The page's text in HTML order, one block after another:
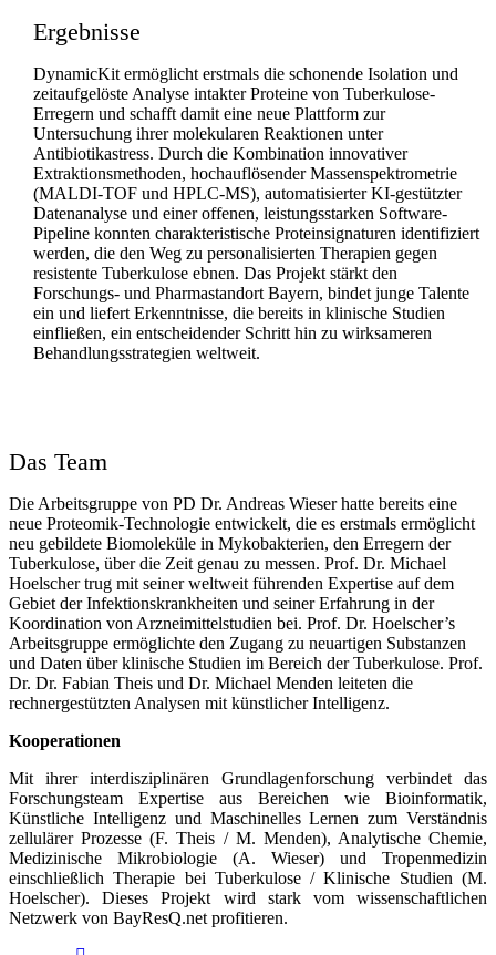
Ergebnisse
DynamicKit ermöglicht erstmals die schonende Isolation und
zeitaufgelöste Analyse intakter Proteine von Tuberkulose-
Erregern und schafft damit eine neue Plattform zur
Untersuchung ihrer molekularen Reaktionen unter
Antibiotikastress. Durch die Kombination innovativer
Extraktionsmethoden, hochauflösender Massenspektrometrie
(MALDI-TOF und HPLC-MS), automatisierter KI-gestützter
Datenanalyse und einer offenen, leistungsstarken Software-
Pipeline konnten charakteristische Proteinsignaturen identifiziert
werden, die den Weg zu personalisierten Therapien gegen
resistente Tuberkulose ebnen. Das Projekt stärkt den
Forschungs- und Pharmastandort Bayern, bindet junge Talente
ein und liefert Erkenntnisse, die bereits in klinische Studien
einfließen, ein entscheidender Schritt hin zu wirksameren
Behandlungsstrategien weltweit.
Das Team
Die Arbeitsgruppe von PD Dr. Andreas Wieser hatte bereits eine
neue Proteomik-Technologie entwickelt, die es erstmals ermöglicht
neu gebildete Biomoleküle in Mykobakterien, den Erregern der
Tuberkulose, über die Zeit genau zu messen. Prof. Dr. Michael
Hoelscher trug mit seiner weltweit führenden Expertise auf dem
Gebiet der Infektionskrankheiten und seiner Erfahrung in der
Koordination von Arzneimittelstudien bei. Prof. Dr. Hoelscher’s
Arbeitsgruppe ermöglichte den Zugang zu neuartigen Substanzen
und Daten über klinische Studien im Bereich der Tuberkulose. Prof.
Dr. Dr. Fabian Theis und Dr. Michael Menden leiteten die
rechnergestützten Analysen mit künstlicher Intelligenz.
Kooperationen
Mit ihrer interdisziplinären Grundlagenforschung verbindet das
Forschungsteam Expertise aus Bereichen wie Bioinformatik,
Künstliche Intelligenz und Maschinelles Lernen zum Verständnis
zellulärer Prozesse (F. Theis / M. Menden), Analytische Chemie,
Medizinische Mikrobiologie (A. Wieser) und Tropenmedizin
einschließlich Therapie bei Tuberkulose / Klinische Studien (M.
Hoelscher). Dieses Projekt wird stark vom wissenschaftlichen
Netzwerk von BayResQ.net profitieren.